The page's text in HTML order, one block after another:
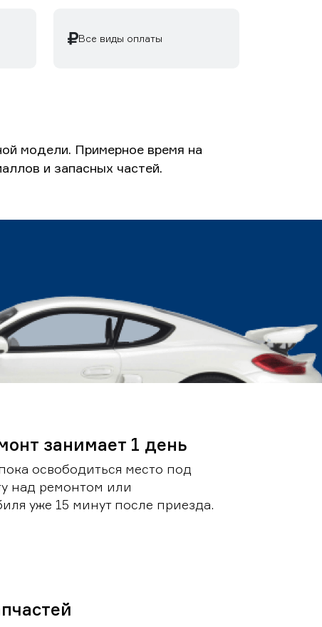
Все виды оплаты
модели. Примерное время на
и запасных частей.
занимает 1 день
освободиться место под
над ремонтом или
уже 15 минут после приезда.